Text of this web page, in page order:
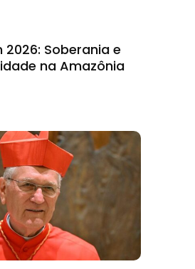
2026: Soberania e
na Amazônia